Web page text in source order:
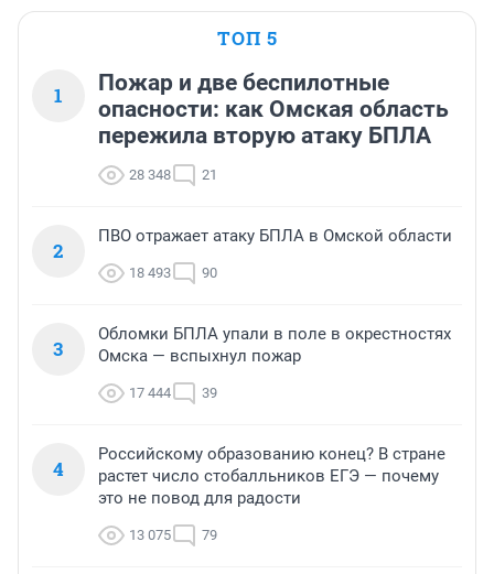
ТОП 5
1
Пожар и две беспилотные
опасности: как Омская область
пережила вторую атаку БПЛА
28 348 21
2
ПВО отражает атаку БПЛА в Омской области
18 493 90
3
Обломки БПЛА упали в поле в окрестностях
Омска — вспыхнул пожар
17 444 39
4
Российскому образованию конец? В стране
растет число стобалльников ЕГЭ — почему
это не повод для радости
13 075 79